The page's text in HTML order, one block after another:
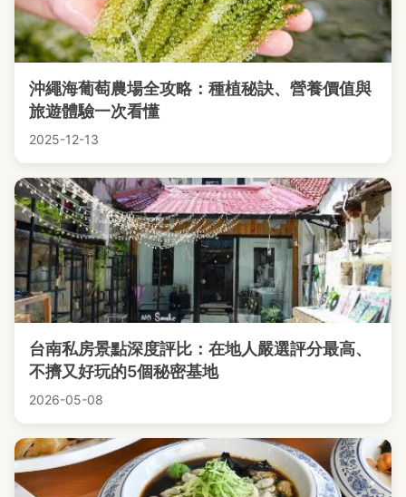
沖繩海葡萄農場全攻略：種植秘訣、營養價值與
旅遊體驗一次看懂
2025-12-13
台南私房景點深度評比：在地人嚴選評分最高、
不擠又好玩的5個秘密基地
2026-05-08